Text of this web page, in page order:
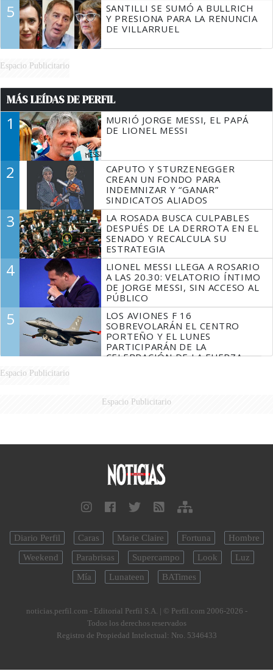
5
SANTILLI SE SUMÓ A BULLRICH
Y PRESIONA PARA LA RENUNCIA
DE VILLARRUEL
Espacio Publicitario
MÁS LEÍDAS DE PERFIL
1
MURIÓ JORGE MESSI, EL PAPÁ
DE LIONEL MESSI
2
CAPUTO Y STURZENEGGER
CREAN UN FONDO PARA
INDEMNIZAR Y “GANAR”
SINDICATOS ALIADOS
3
LA ROSADA BUSCA CULPABLES
DESPUÉS DE LA DERROTA EN EL
SENADO Y RECALCULA SU
ESTRATEGIA
4
LIONEL MESSI LLEGA A ROSARIO
A LAS 20.30: VELATORIO ÍNTIMO
DE JORGE MESSI, SIN ACCESO AL
PÚBLICO
5
LOS AVIONES F 16
SOBREVOLARÁN EL CENTRO
PORTEÑO Y EL LUNES
PARTICIPARÁN DE LA
CELEBRACIÓN DE LA FUERZA
Espacio Publicitario
Espacio Publicitario
Diario Perfil Caras Marie Claire Fortuna
Hombre
Weekend
Parabrisas Supercampo Look
Luz
Mía
Lunateen BATimes
noticias.perfil.com - Editorial Perfil S.A. | © Perfil.com 2006-2026 -
Todos los derechos reservados
Registro de Propiedad Intelectual: Nro. 5346433